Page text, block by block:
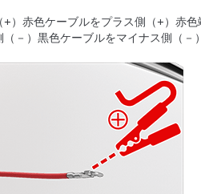
+）赤色ケーブルをプラス側（+）赤
（－）黒色ケーブルをマイナス側（－